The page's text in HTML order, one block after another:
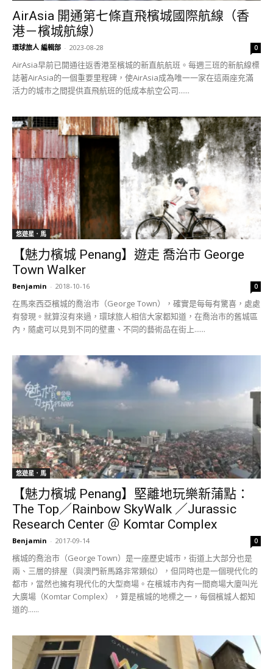
AirAsia 開通第七條直飛檳城國際航線（香
港－檳城航線）
環球旅人 編輯部 - 2023-08-28 0
AirAsia早前已開通往返香港至檳城的新直航航班。每週三班的新航線標
誌著AirAsia的一個重要里程碑，使AirAsia成為唯一一家在這兩座充滿
活力的城市之間提供直飛航班的低成本航空公司......
悠遊星．馬
【魅力檳城 Penang】遊走 喬治市 George
Town Walker
Benjamin - 2018-10-16 0
在馬來西亞檳城的喬治市（George Town），確實是每每有驚喜，處處
有發現。就算沒有來過，環球旅人相信大家都知道，在喬治市的舊城區
內，隨處可以見到不同的壁畫、不同的藝術品在街上......
悠遊星．馬
【魅力檳城 Penang】堅離地玩樂新蒲點：
The Top／Rainbow SkyWalk ／Jurassic
Research Center ＠ Komtar Complex
Benjamin - 2017-09-14 0
檳城的喬治市（George Town）是一座歷史城市，街道上大部分也是
兩、三層的排屋（與澳門新馬路非常類似），但同時也是一個現代化的
都市，當然也擁有現代化的大型商場。在檳城市內有一間商場大廈叫光
大廣場（Komtar Complex），算是檳城的地標之一，每個檳城人都知
道的......